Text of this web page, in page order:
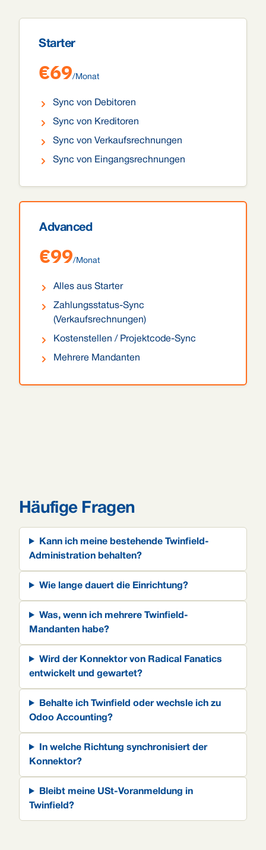
Starter
€69/Monat
Sync von Debitoren
Sync von Kreditoren
Sync von Verkaufsrechnungen
Sync von Eingangsrechnungen
Advanced
€99/Monat
Alles aus Starter
Zahlungsstatus-Sync
(Verkaufsrechnungen)
Kostenstellen / Projektcode-Sync
Mehrere Mandanten
Häufige Fragen
Kann ich meine bestehende Twinfield-
Administration behalten?
Wie lange dauert die Einrichtung?
Was, wenn ich mehrere Twinfield-
Mandanten habe?
Wird der Konnektor von Radical Fanatics
entwickelt und gewartet?
Behalte ich Twinfield oder wechsle ich zu
Odoo Accounting?
In welche Richtung synchronisiert der
Konnektor?
Bleibt meine USt-Voranmeldung in
Twinfield?